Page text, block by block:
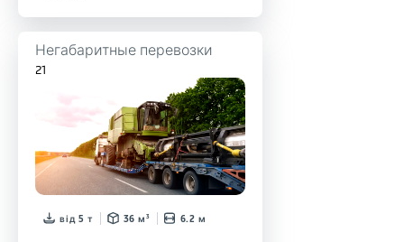
Негабаритные перевозки
21
від 5 т 36 м³ 6.2 м